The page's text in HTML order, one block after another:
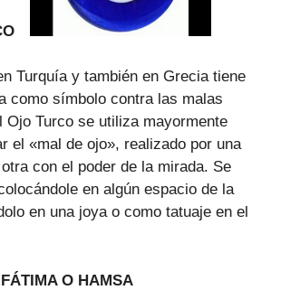
Turquía y también en Grecia tiene
como símbolo contra las malas
Ojo Turco se utiliza mayormente
el «mal de ojo», realizado por una
con el poder de la mirada. Se
en algún espacio de la
en una joya o como tatuaje en el
O HAMSA